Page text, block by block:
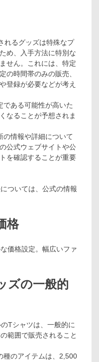
れるグッズは特殊なプ
め、入手方法に特別な
せん。これには、特定
の時間帯のみの販売、
登録が必要などが考え
である可能性が高いた
なることが予想されま
の情報や詳細について
公式ウェブサイトや公
を確認することが重要
ついては、公式の情報
格
価格設定。幅広いファ
ズの一般的
Tシャツは、一般的に
範囲で販売されること
種のアイテムは、2,500